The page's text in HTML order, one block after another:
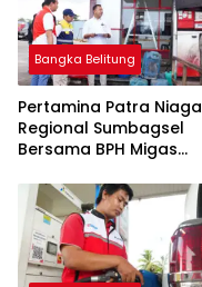
Bangka Belitung
Pertamina Patra Niaga
Regional Sumbagsel
Bersama BPH Migas
Penyaluran BBM Subsidi
bagi Nelayan melalui
Aplikasi XSTAR